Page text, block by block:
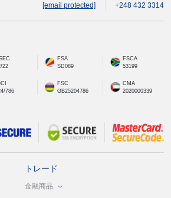
[email protected] +248 432 3314
22
FSA
SD089
FSCA
53199
786
FSC
GB25204786
CMA
2020000339
トレード
金融商品